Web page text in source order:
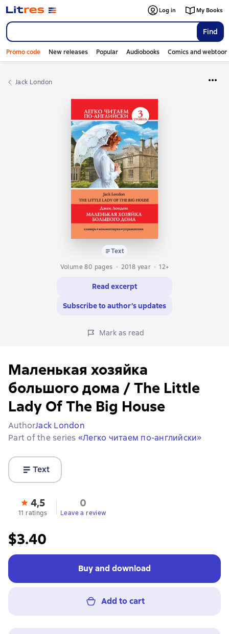
Find
Log in My Books
Promo code New releases Popular Audiobooks Comics and
Jack London
Text
Volume 80 pages
2018 year 12+
Read excerpt
Subscribe to author’s updates
Mark as read
Маленькая хозяйка
большого дома / The Little
Lady Of The Big House
AuthorJack London
Part of the series «Легко читаем по-английски»
Text
4,5
11 ratings
0
Leave a review
$3.40
Buy and download
Add to cart